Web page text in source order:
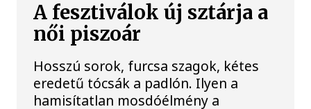
A fesztiválok új sztárja a
női piszoár
Hosszú sorok, furcsa szagok, kétes
eredetű tócsák a padlón. Ilyen a
hamisítatlan mosdóélmény a